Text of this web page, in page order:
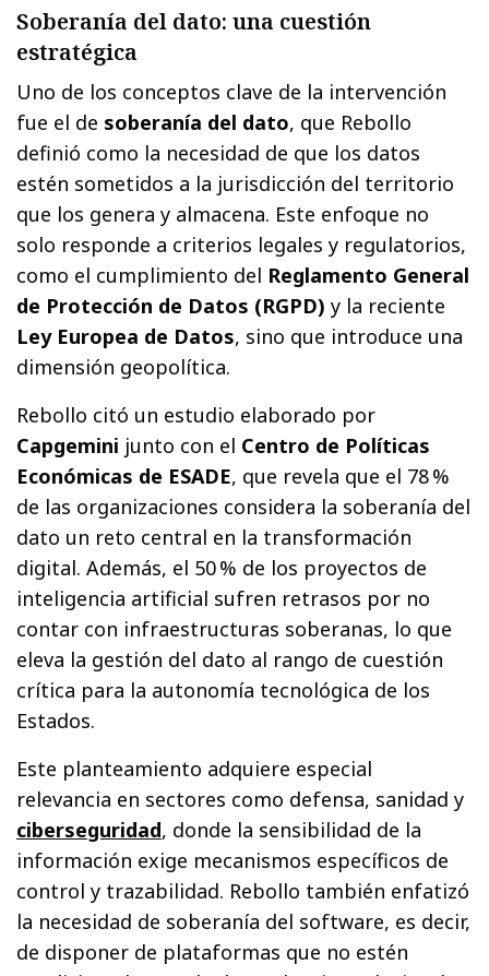
Soberanía del dato: una cuestión
estratégica
Uno de los conceptos clave de la intervención
fue el de soberanía del dato, que Rebollo
definió como la necesidad de que los datos
estén sometidos a la jurisdicción del territorio
que los genera y almacena. Este enfoque no
solo responde a criterios legales y regulatorios,
como el cumplimiento del Reglamento General
de Protección de Datos (RGPD) y la reciente
Ley Europea de Datos, sino que introduce una
dimensión geopolítica.
Rebollo citó un estudio elaborado por
Capgemini junto con el Centro de Políticas
Económicas de ESADE, que revela que el 78 %
de las organizaciones considera la soberanía del
dato un reto central en la transformación
digital. Además, el 50 % de los proyectos de
inteligencia artificial sufren retrasos por no
contar con infraestructuras soberanas, lo que
eleva la gestión del dato al rango de cuestión
crítica para la autonomía tecnológica de los
Estados.
Este planteamiento adquiere especial
relevancia en sectores como defensa, sanidad y
ciberseguridad, donde la sensibilidad de la
información exige mecanismos específicos de
control y trazabilidad. Rebollo también enfatizó
la necesidad de soberanía del software, es decir,
de disponer de plataformas que no estén